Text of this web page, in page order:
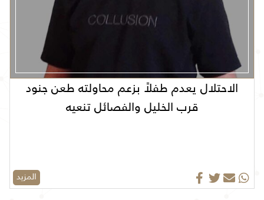
الاحتلال يعدم طفلاً بزعم محاولته طعن جنود
قرب الخليل والفصائل تنعيه
المزيد